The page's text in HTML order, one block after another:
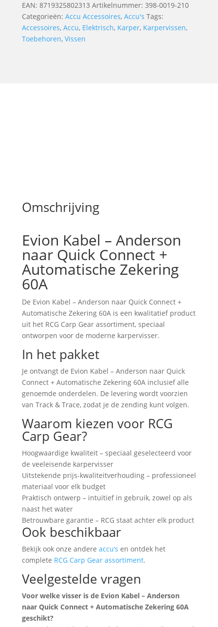
EAN: 8719325802313 Artikelnummer: 398-0019-210
Categorieën: Accu Accessoires, Accu's Tags:
Accessoires, Accu, Elektrisch, Karper, Karpervissen,
Toebehoren, Vissen
Omschrijving
Evion Kabel – Anderson
naar Quick Connect +
Automatische Zekering
60A
De Evion Kabel – Anderson naar Quick Connect +
Automatische Zekering 60A is een kwalitatief product
uit het RCG Carp Gear assortiment, speciaal
ontworpen voor de moderne karpervisser.
In het pakket
Je ontvangt de Evion Kabel – Anderson naar Quick
Connect + Automatische Zekering 60A inclusief alle
genoemde onderdelen. De levering wordt voorzien
van Track & Trace, zodat je de zending kunt volgen.
Waarom kiezen voor RCG
Carp Gear?
Hoogwaardige kwaliteit – speciaal geselecteerd voor
de veeleisende karpervisser
Uitstekende prijs-kwaliteitverhouding – professioneel
materiaal voor elk budget
Praktisch ontwerp – intuïtief in gebruik, zowel op als
naast het water
Betrouwbare garantie – RCG staat achter elk product
Ook beschikbaar
Bekijk ook onze andere accu’s en ontdek het
complete RCG Carp Gear assortiment.
Veelgestelde vragen
Voor welke visser is de Evion Kabel – Anderson
naar Quick Connect + Automatische Zekering 60A
geschikt?